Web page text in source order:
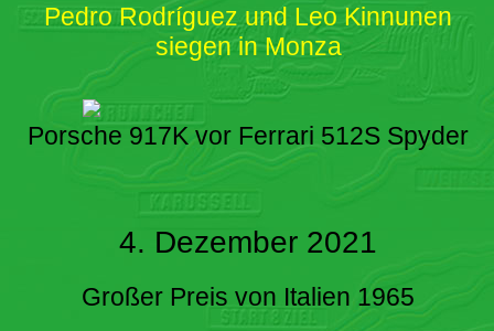
Pedro Rodríguez und Leo Kinnunen
siegen in Monza
Porsche 917K vor Ferrari 512S Spyder
4. Dezember 2021
Großer Preis von Italien 1965